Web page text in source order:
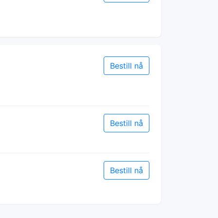
Bestill nå
Bestill nå
Bestill nå